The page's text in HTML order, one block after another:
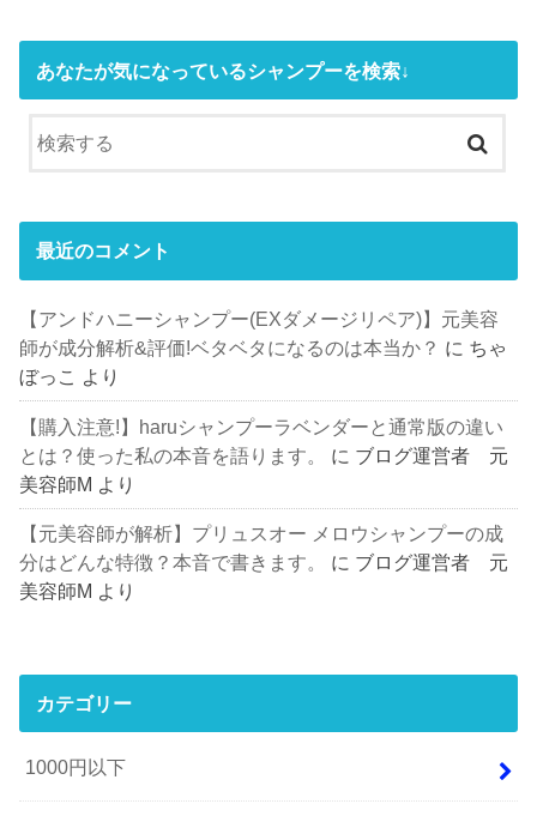
あなたが気になっているシャンプーを検索↓
最近のコメント
【アンドハニーシャンプー(EXダメージリペア)】元美容
師が成分解析&評価!ベタベタになるのは本当か？ に ちゃ
ぼっこ より
【購入注意!】haruシャンプーラベンダーと通常版の違い
とは？使った私の本音を語ります。
に ブログ運営者 元
美容師M より
【元美容師が解析】プリュスオー メロウシャンプーの成
分はどんな特徴？本音で書きます。
に ブログ運営者 元
美容師M より
カテゴリー
1000円以下